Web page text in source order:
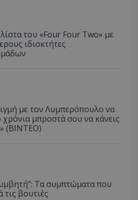
του «Four Four Two» με
ιδιοκτήτες
με τον Λυμπερόπουλο να
χρόνια μπροστά σου να κάνεις
(ΒΙΝΤΕΟ)
Τα συμπτώματα που
τις βουτιές